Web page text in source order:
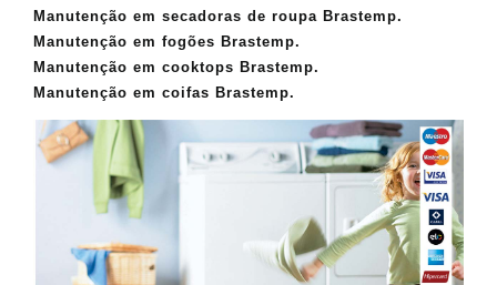
Manutenção em secadoras de roupa Brastemp.
Manutenção em fogões Brastemp.
Manutenção em cooktops Brastemp.
Manutenção em coifas Brastemp.